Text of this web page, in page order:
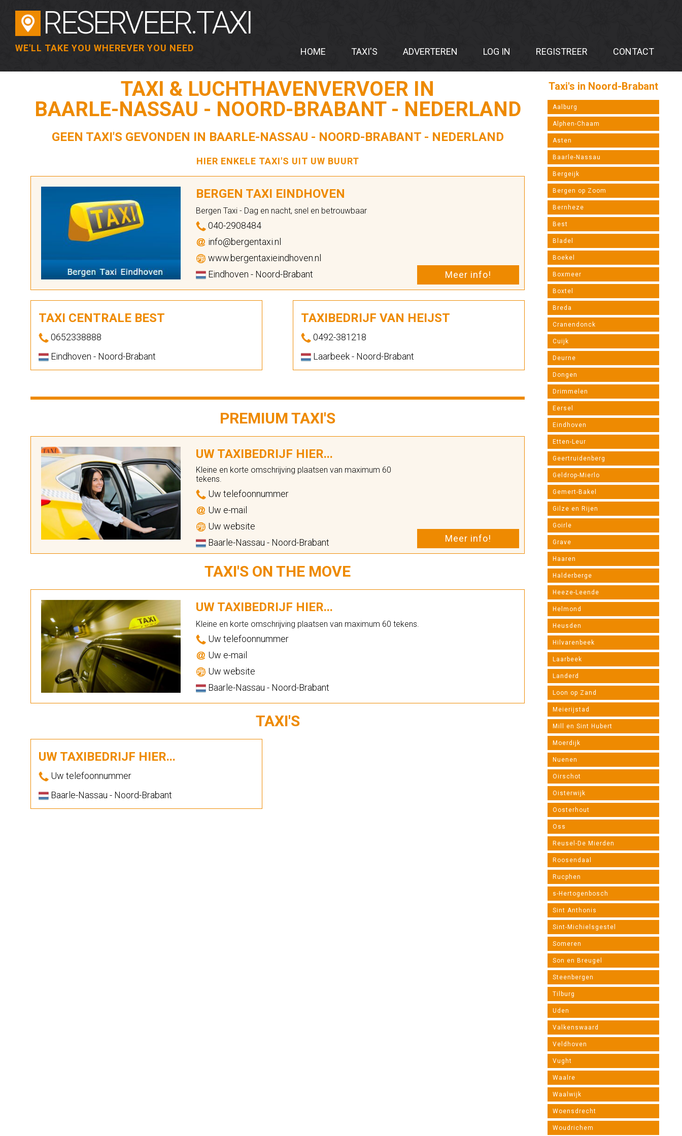
RESERVEER.TAXI
WE'LL TAKE YOU WHEREVER YOU NEED HOME TAXI'S ADVERTEREN LOG IN REGISTREER CONTACT
TAXI & LUCHTHAVENVERVOER IN
BAARLE-NASSAU - NOORD-BRABANT - NEDERLAND
GEEN TAXI'S GEVONDEN IN BAARLE-NASSAU - NOORD-BRABANT - NEDERLAND
HIER ENKELE TAXI'S UIT UW BUURT
BERGEN TAXI EINDHOVEN
Bergen Taxi - Dag en nacht, snel en betrouwbaar
040-2908484
info@bergentaxi.nl
www.bergentaxieindhoven.nl
Eindhoven - Noord-Brabant
Meer info!
TAXI CENTRALE BEST
0652338888
Eindhoven - Noord-Brabant
TAXIBEDRIJF VAN HEIJST
0492-381218
Laarbeek - Noord-Brabant
PREMIUM TAXI'S
UW TAXIBEDRIJF HIER...
Kleine en korte omschrijving plaatsen van maximum 60
tekens.
Uw telefoonnummer
Uw e-mail
Uw website
Baarle-Nassau - Noord-Brabant
Meer info!
TAXI'S ON THE MOVE
UW TAXIBEDRIJF HIER...
Kleine en korte omschrijving plaatsen van maximum 60 tekens.
Uw telefoonnummer
Uw e-mail
Uw website
Baarle-Nassau - Noord-Brabant
TAXI'S
UW TAXIBEDRIJF HIER...
Uw telefoonnummer
Baarle-Nassau - Noord-Brabant
Taxi's in Noord-Brabant
Aalburg
Alphen-Chaam
Asten
Baarle-Nassau
Bergeijk
Bergen op Zoom
Bernheze
Best
Bladel
Boekel
Boxmeer
Boxtel
Breda
Cranendonck
Cuijk
Deurne
Dongen
Drimmelen
Eersel
Eindhoven
Etten-Leur
Geertruidenberg
Geldrop-Mierlo
Gemert-Bakel
Gilze en Rijen
Goirle
Grave
Haaren
Halderberge
Heeze-Leende
Helmond
Heusden
Hilvarenbeek
Laarbeek
Landerd
Loon op Zand
Meierijstad
Mill en Sint Hubert
Moerdijk
Nuenen
Oirschot
Oisterwijk
Oosterhout
Oss
Reusel-De Mierden
Roosendaal
Rucphen
s-Hertogenbosch
Sint Anthonis
Sint-Michielsgestel
Someren
Son en Breugel
Steenbergen
Tilburg
Uden
Valkenswaard
Veldhoven
Vught
Waalre
Waalwijk
Woensdrecht
Woudrichem